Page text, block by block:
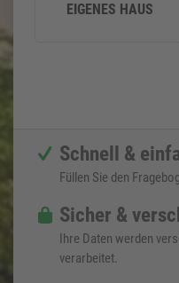
EIGENES HAUS
Schnell &
Füllen Sie den
Sicher &
Ihre Daten werden
verarbeitet.